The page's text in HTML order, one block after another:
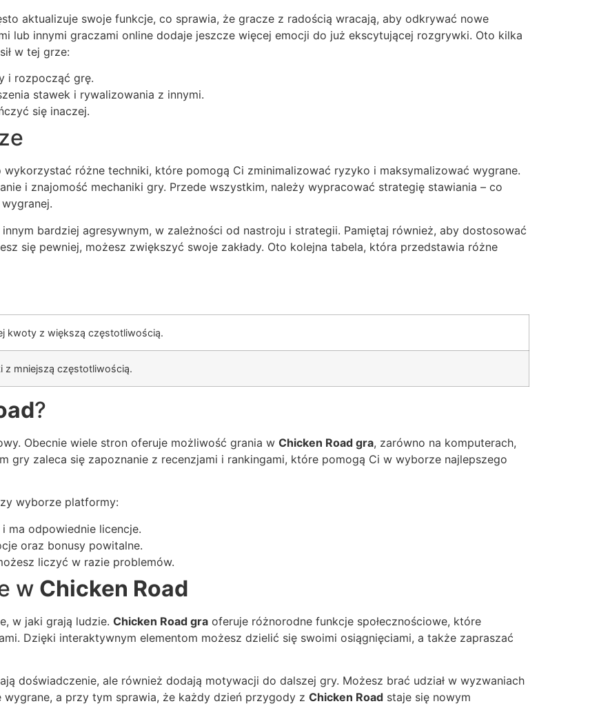
aktualizuje swoje funkcje, co sprawia, że gracze z radością wracają, aby odkrywać nowe
lub innymi graczami online dodaje jeszcze więcej emocji do już ekscytującej rozgrywki. Oto kilka
w tej grze:
i rozpocząć grę.
stawek i rywalizowania z innymi.
się inaczej.
wykorzystać różne techniki, które pomogą Ci zminimalizować ryzyko i maksymalizować wygrane.
i znajomość mechaniki gry. Przede wszystkim, należy wypracować strategię stawiania – co
bardziej agresywnym, w zależności od nastroju i strategii. Pamiętaj również, aby dostosować
się pewniej, możesz zwiększyć swoje zakłady. Oto kolejna tabela, która przedstawia różne
kwoty z większą częstotliwością.
z mniejszą częstotliwością.
?
Obecnie wiele stron oferuje możliwość grania w Chicken Road gra, zarówno na komputerach,
gry zaleca się zapoznanie z recenzjami i rankingami, które pomogą Ci w wyborze najlepszego
wyborze platformy:
ma odpowiednie licencje.
oraz bonusy powitalne.
liczyć w razie problemów.
w Chicken Road
w jaki grają ludzie. Chicken Road gra oferuje różnorodne funkcje społecznościowe, które
Dzięki interaktywnym elementom możesz dzielić się swoimi osiągnięciami, a także zapraszać
doświadczenie, ale również dodają motywacji do dalszej gry. Możesz brać udział w wyzwaniach
a przy tym sprawia, że każdy dzień przygody z Chicken Road staje się nowym